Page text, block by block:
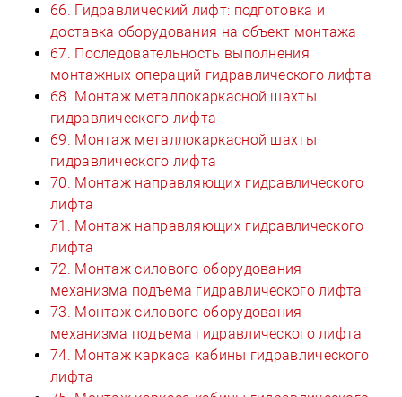
66. Гидравлический лифт: подготовка и
доставка оборудования на объект монтажа
67. Последовательность выполнения
монтажных операций гидравлического лифта
68. Монтаж металлокаркасной шахты
гидравлического лифта
69. Монтаж металлокаркасной шахты
гидравлического лифта
70. Монтаж направляющих гидравлического
лифта
71. Монтаж направляющих гидравлического
лифта
72. Монтаж силового оборудования
механизма подъема гидравлического лифта
73. Монтаж силового оборудования
механизма подъема гидравлического лифта
74. Монтаж каркаса кабины гидравлического
лифта